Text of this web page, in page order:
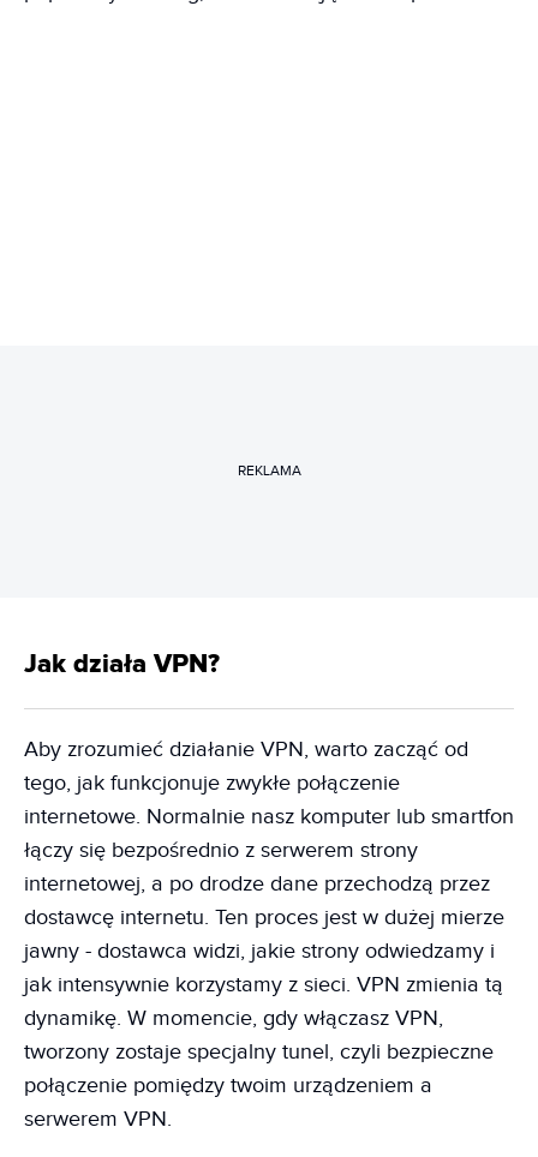
REKLAMA
Jak działa VPN?
Aby zrozumieć działanie VPN, warto zacząć od
tego, jak funkcjonuje zwykłe połączenie
internetowe. Normalnie nasz komputer lub smartfon
łączy się bezpośrednio z serwerem strony
internetowej, a po drodze dane przechodzą przez
dostawcę internetu. Ten proces jest w dużej mierze
jawny - dostawca widzi, jakie strony odwiedzamy i
jak intensywnie korzystamy z sieci. VPN zmienia tą
dynamikę. W momencie, gdy włączasz VPN,
tworzony zostaje specjalny tunel, czyli bezpieczne
połączenie pomiędzy twoim urządzeniem a
serwerem VPN.